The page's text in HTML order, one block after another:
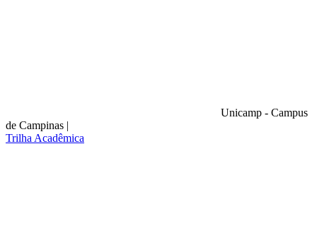
Unicamp - Campus
de Campinas |
Trilha Acadêmica